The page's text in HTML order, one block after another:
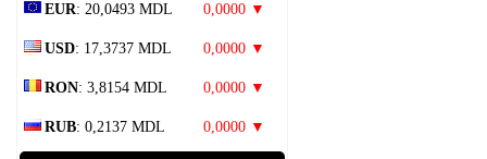
EUR: 20,0493 MDL 0,0000 ▼
USD: 17,3737 MDL 0,0000 ▼
RON: 3,8154 MDL 0,0000 ▼
RUB: 0,2137 MDL 0,0000 ▼